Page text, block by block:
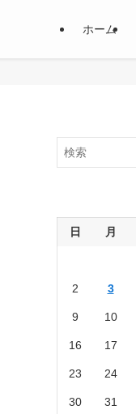
ホーム
日 月
2 3
9 10
16 17
23 24
30 31